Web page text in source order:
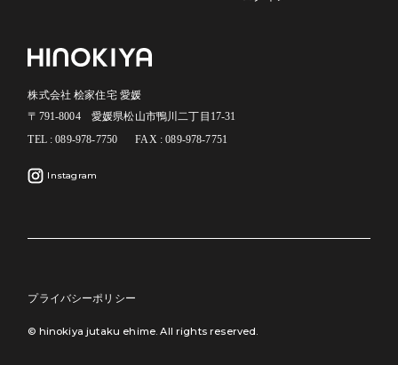
株式会社 桧家住宅 愛媛
〒791-8004 愛媛県松山市鴨川二丁目17-31
TEL : 089-978-7750
FAX : 089-978-7751
Instagram
プライバシーポリシー
© hinokiya jutaku ehime. All rights reserved.